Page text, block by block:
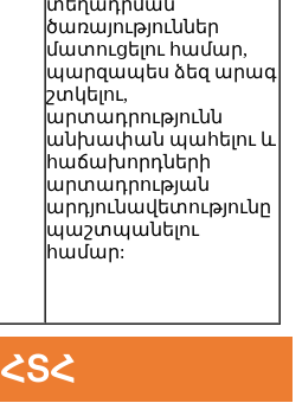
ծառայություններ
մատուցելու համար,
պարզապես ձեզ արագ
շտկելու,
արտադրությունն
անխափան պահելու և
հաճախորդների
արտադրության
արդյունավետությունը
պաշտպանելու
համար:
ՀՏՀ